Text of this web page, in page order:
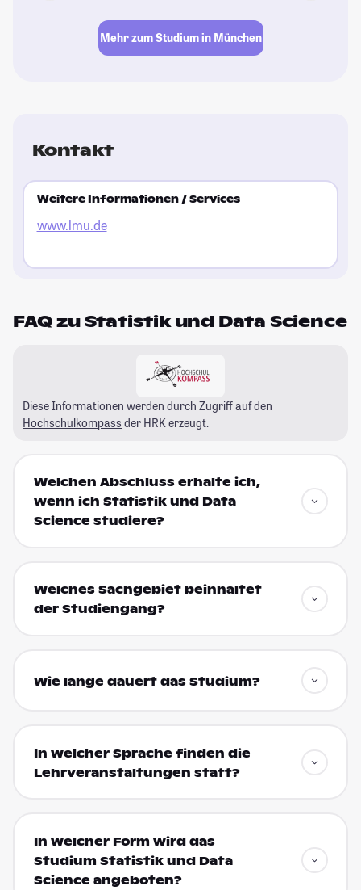
Mehr zum Studium in München
Kontakt
Weitere Informationen / Services
www.lmu.de
FAQ zu Statistik und Data Science
Diese Informationen werden durch Zugriff auf den
Hochschulkompass der HRK erzeugt.
Welchen Abschluss erhalte ich,
wenn ich Statistik und Data
Science studiere?
Welches Sachgebiet beinhaltet
der Studiengang?
Wie lange dauert das Studium?
In welcher Sprache finden die
Lehrveranstaltungen statt?
In welcher Form wird das
Studium Statistik und Data
Science angeboten?